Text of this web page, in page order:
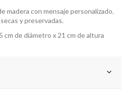
madera con mensaje personalizado.
y preservadas.
de diámetro x 21 cm de altura